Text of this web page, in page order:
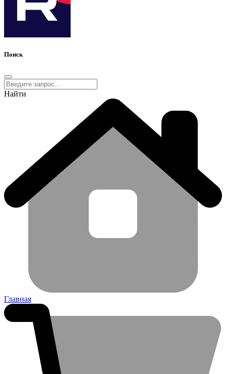
Поиск
Найти
Главная